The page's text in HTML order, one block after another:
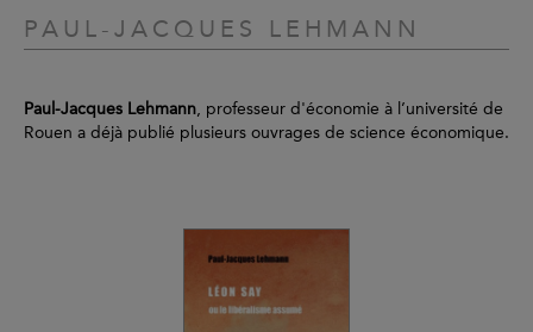
PAUL-JACQUES LEHMANN
Paul-Jacques Lehmann, professeur d'économie à l’université de
Rouen a déjà publié plusieurs ouvrages de science économique.